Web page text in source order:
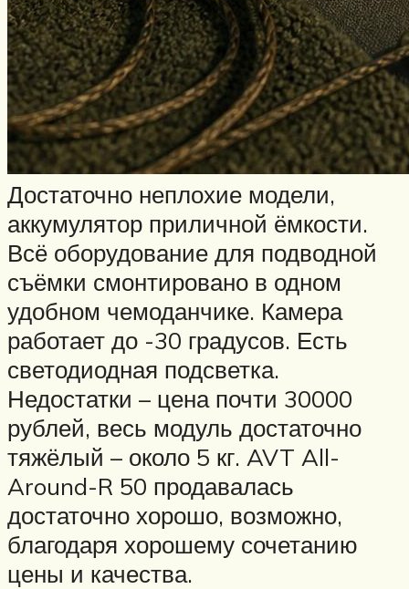
Достаточно неплохие модели,
аккумулятор приличной ёмкости.
Всё оборудование для подводной
съёмки смонтировано в одном
удобном чемоданчике. Камера
работает до -30 градусов. Есть
светодиодная подсветка.
Недостатки – цена почти 30000
рублей, весь модуль достаточно
тяжёлый – около 5 кг. AVT All-
Around-R 50 продавалась
достаточно хорошо, возможно,
благодаря хорошему сочетанию
цены и качества.